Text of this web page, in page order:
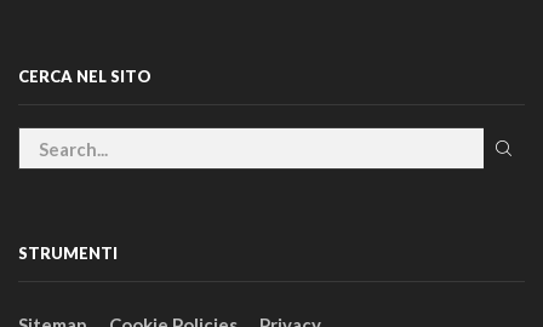
CERCA NEL SITO
STRUMENTI